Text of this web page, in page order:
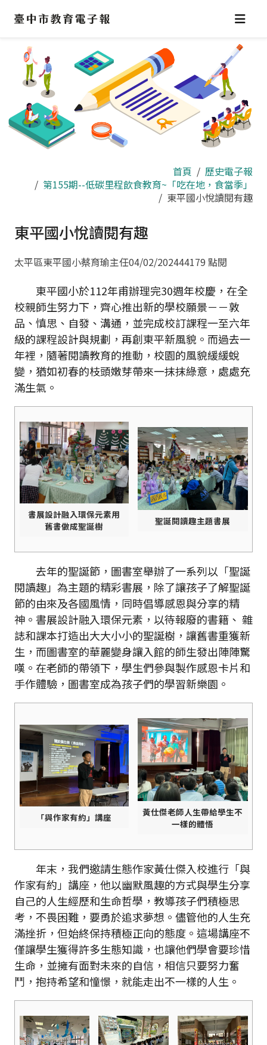
區
首頁
歷史電子報
第155期--低碳里程飲食教育~「吃在地，食當季」
東平國小悅讀閱有趣
東平國小悅讀閱有趣
太平區東平國小蔡育瑜主任04/02/202444179 點閱
東平國小於112年甫辦理完30週年校慶，在全
校親師生努力下，齊心推出新的學校願景－－敦
品、慎思、自發、溝通，並完成校訂課程一至六年
級的課程設計與規劃，再創東平新風貌。而過去一
年裡，隨著閱讀教育的推動，校園的風貌緩緩蛻
變，猶如初春的枝頭嫩芽帶來一抹抹綠意，處處充
滿生氣。
書展設計融入環保元素用
舊書做成聖誕樹
聖誕閱讀趣主題書展
去年的聖誕節，圖書室舉辦了一系列以「聖誕
閱讀趣」為主題的精彩書展，除了讓孩子了解聖誕
節的由來及各國風情，同時倡導感恩與分享的精
神。書展設計融入環保元素，以待報廢的書籍、 雜
誌和課本打造出大大小小的聖誕樹，讓舊書重獲新
生，而圖書室的華麗變身讓入館的師生發出陣陣驚
嘆。在老師的帶領下，學生們參與製作感恩卡片和
手作體驗，圖書室成為孩子們的學習新樂園。
「與作家有約」講座
黃仕傑老師人生帶給學生不
一樣的體悟
年末，我們邀請生態作家黃仕傑入校進行「與
作家有約」講座，他以幽默風趣的方式與學生分享
自己的人生經歷和生命哲學，教導孩子們積極思
考，不畏困難，要勇於追求夢想。儘管他的人生充
滿挫折，但始終保持積極正向的態度。這場講座不
僅讓學生獲得許多生態知識，也讓他們學會要珍惜
生命，並擁有面對未來的自信，相信只要努力奮
鬥，抱持希望和憧憬，就能走出不一樣的人生。